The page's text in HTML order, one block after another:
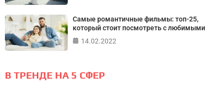
Самые романтичные фильмы: топ-25,
который стоит посмотреть с любимыми
14.02.2022
В ТРЕНДЕ НА 5 СФЕР